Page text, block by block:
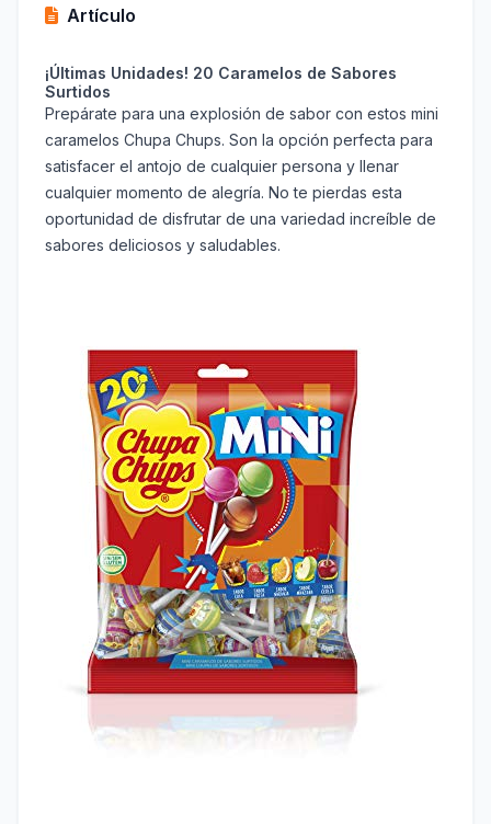
Artículo
¡Últimas Unidades! 20 Caramelos de Sabores
Surtidos
Prepárate para una explosión de sabor con estos mini
caramelos Chupa Chups. Son la opción perfecta para
satisfacer el antojo de cualquier persona y llenar
cualquier momento de alegría. No te pierdas esta
oportunidad de disfrutar de una variedad increíble de
sabores deliciosos y saludables.